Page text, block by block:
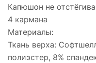
Капюшон не
4 кармана
Материалы:
Ткань верха:
полиэстер, 8%